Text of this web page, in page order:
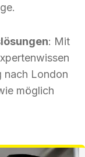
: Mit
nach London
möglich